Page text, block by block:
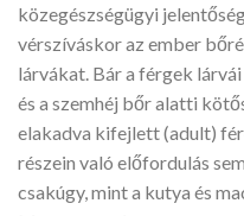
közegészségügyi
vérszíváskor az ember
lárvákat. Bár a férgek
és a szemhéj bőr alatti
elakadva kifejlett (adult)
részein való előfordulás
csakúgy, mint a kutya és